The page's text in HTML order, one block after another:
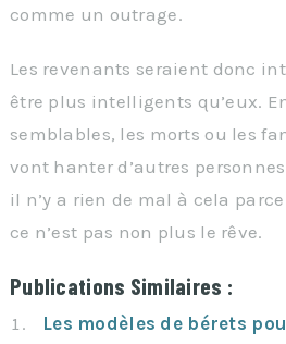
comme un outrage.
Les revenants seraient donc
être plus intelligents qu’eux.
semblables, les morts ou les
vont hanter d’autres
il n’y a rien de mal à cela
ce n’est pas non plus le rêve.
Publications Similaires :
Les modèles de bérets